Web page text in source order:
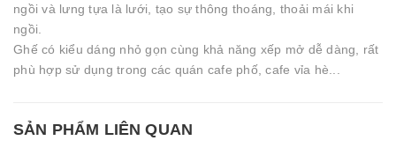
ngồi và lưng tựa là lưới, tạo sự thông thoáng, thoải mái khi
ngồi.
Ghế có kiểu dáng nhỏ gọn cùng khả năng xếp mở dễ dàng, rất
phù hợp sử dụng trong các quán cafe phố, cafe vỉa hè...
SẢN PHẨM LIÊN QUAN